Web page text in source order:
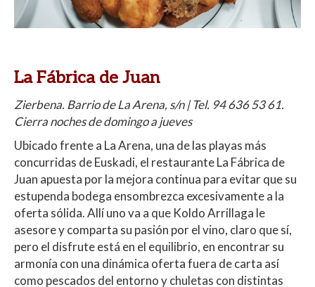
La Fábrica de Juan
Zierbena. Barrio de La Arena, s/n | Tel. 94 636 53 61.
Cierra noches de domingo a jueves
Ubicado frente a La Arena, una de las playas más
concurridas de Euskadi, el restaurante La Fábrica de
Juan apuesta por la mejora continua para evitar que su
estupenda bodega ensombrezca excesivamente a la
oferta sólida. Allí uno va a que Koldo Arrillaga le
asesore y comparta su pasión por el vino, claro que sí,
pero el disfrute está en el equilibrio, en encontrar su
armonía con una dinámica oferta fuera de carta así
como pescados del entorno y chuletas con distintas